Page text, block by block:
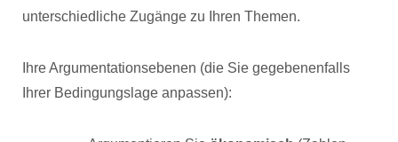
unterschiedliche Zugänge zu Ihren Themen.
Ihre Argumentationsebenen (die Sie gegebenenfalls
Ihrer Bedingungslage anpassen):